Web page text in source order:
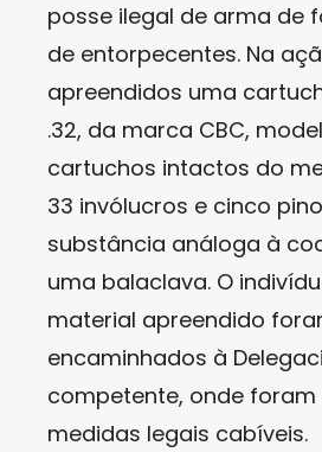
posse ilegal de arma de
de entorpecentes. Na
apreendidos uma
.32, da marca CBC,
cartuchos intactos do
33 invólucros e cinco
substância análoga à
uma balaclava. O
material apreendido
encaminhados à
competente, onde
medidas legais cabíveis.